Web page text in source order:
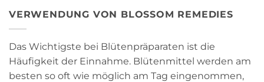
VERWENDUNG VON BLOSSOM REMEDIES
Das Wichtigste bei Blütenpräparaten ist die
Häufigkeit der Einnahme. Blütenmittel werden am
besten so oft wie möglich am Tag eingenommen,